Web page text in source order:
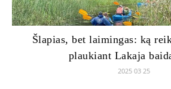
Šlapias, bet laimingas: ką
plaukiant Lakaja
2025 03 25